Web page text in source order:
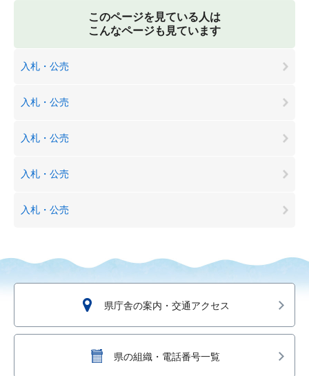
このページを見ている人は
こんなページも見ています
入札・公売
入札・公売
入札・公売
入札・公売
入札・公売
県庁舎の案内・交通アクセス
県の組織・電話番号一覧